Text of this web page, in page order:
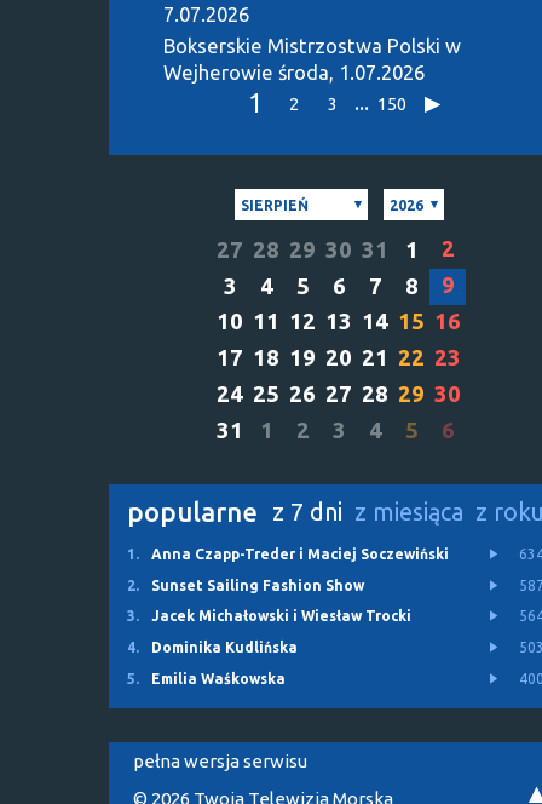
7.07.2026
Bokserskie Mistrzostwa Polski w
Wejherowie środa, 1.07.2026
1 2 3 ... 150
SIERPIEŃ 2026
27 28 29 30 31 1
2
3
4 5 6 7 8
9
10 11 12 13 14 15 16
17 18 19 20 21 22 23
24 25 26 27 28 29 30
31
1 2 3 4 5 6
popularne z 7 dni z miesiąca z
1. Anna Czapp-Treder i Maciej Soczewiński
2.
Sunset Sailing Fashion Show
3.
Jacek Michałowski i Wiesław Trocki
4.
Dominika Kudlińska
5.
Emilia Waśkowska
pełna wersja serwisu
© 2026 Twoja Telewizja Morska